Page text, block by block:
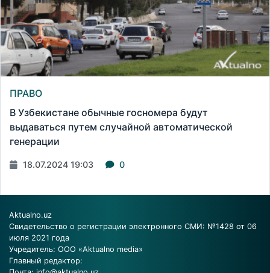
ПРАВО
В Узбекистане обычные госномера будут
выдаваться путем случайной автоматической
генерации
18.07.2024 19:03 0
Aktualno.uz
Свидетельство о регистрации электронного СМИ: №1428 от 06
июля 2021 года
Учредитель: ООО «Aktualno media»
Главный редактор: